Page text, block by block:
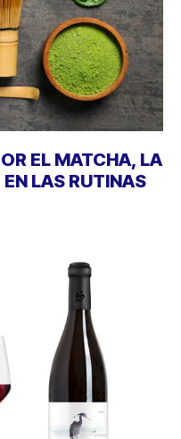
EL MATCHA, LA
LAS RUTINAS